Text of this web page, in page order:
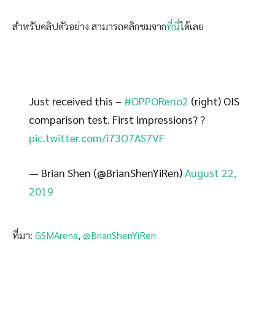
สำหรับคลิปตัวอย่าง สามารถคลิกชมจากที่นี่ได้เลย
Just received this – #OPPOReno2 (right) OIS
comparison test. First impressions? ?
pic.twitter.com/i73O7AS7VF
— Brian Shen (@BrianShenYiRen)August 22,
2019
ที่มา: GSMArena, @BrianShenYiRen